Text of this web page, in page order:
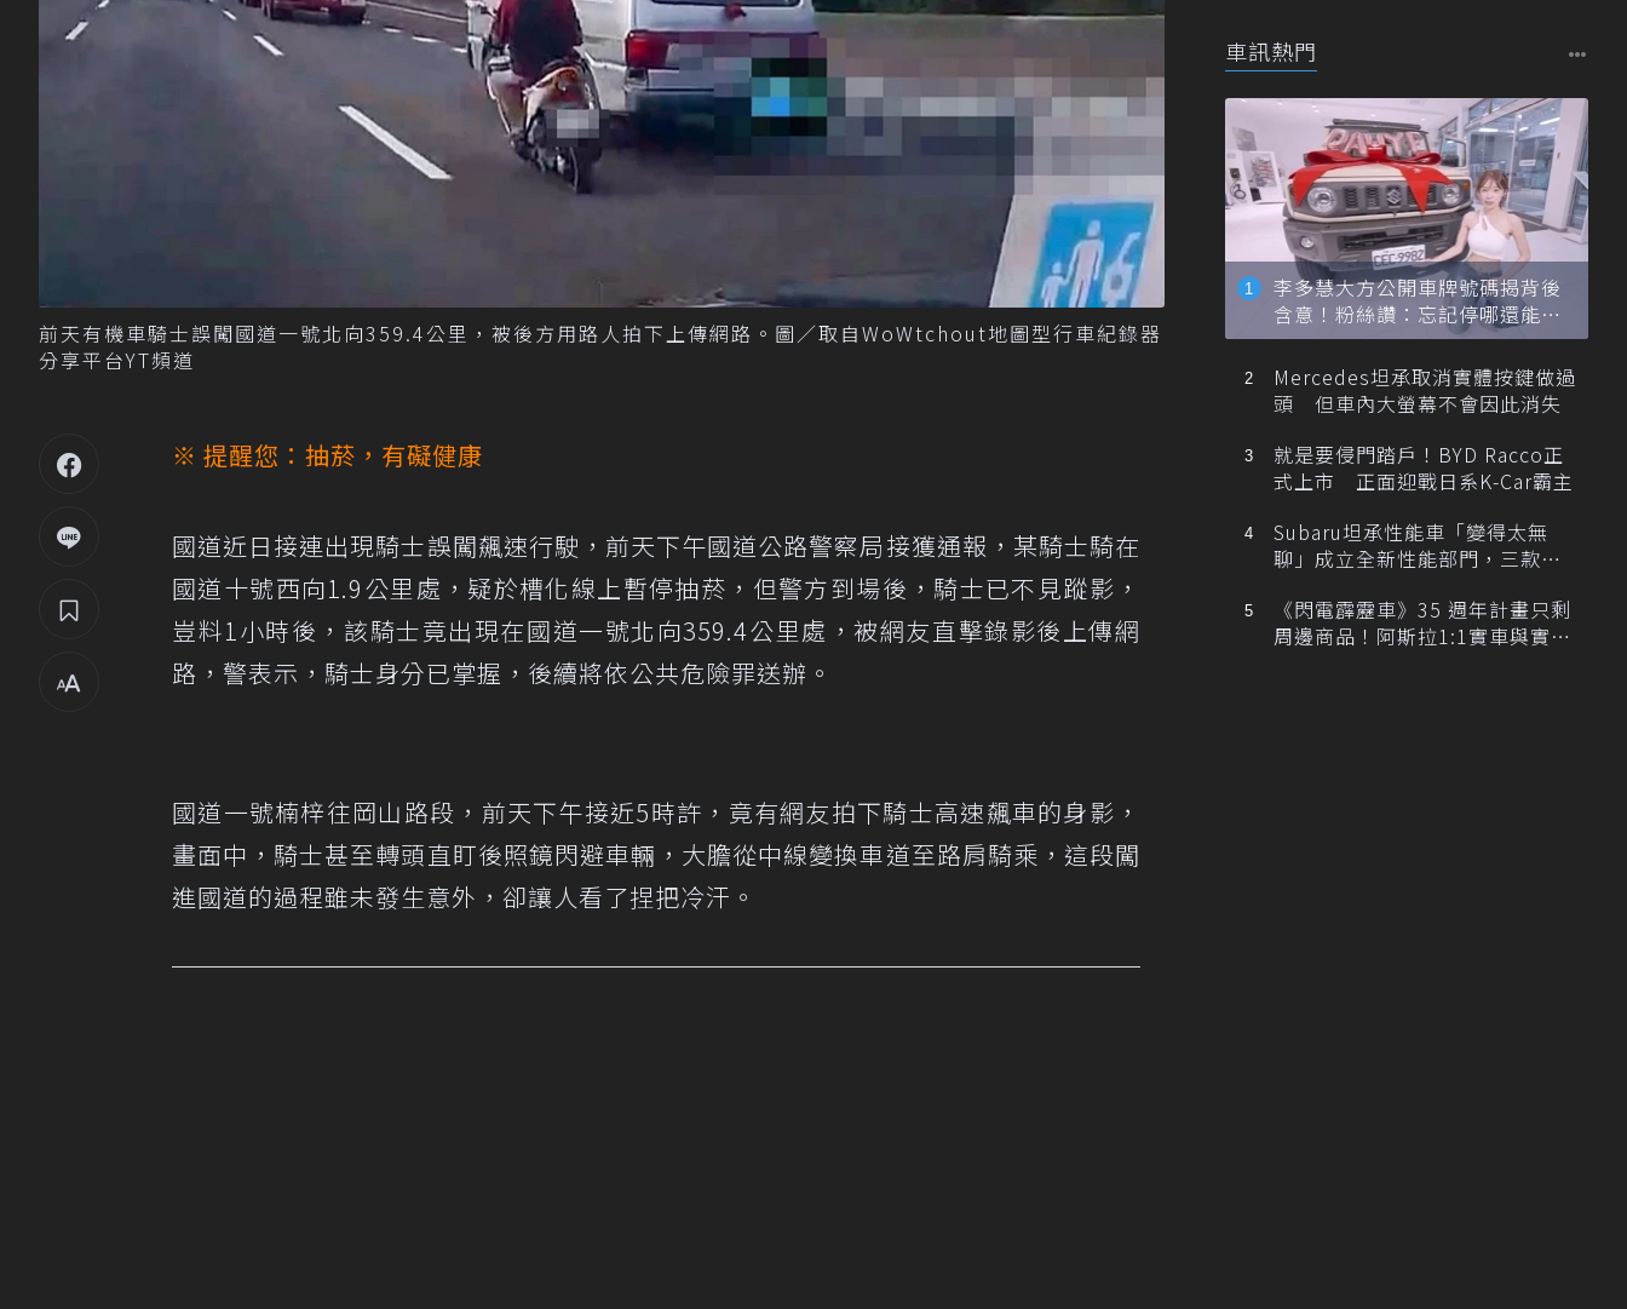
前天有機車騎士誤闖國道一號北向359.4公里，被後方用路人拍下上傳網路。圖／取自WoWtchout地圖型行車紀錄器
分享平台YT頻道
※ 提醒您：抽菸，有礙健康
國道近日接連出現騎士誤闖飆速行駛，前天下午國道公路警察局接獲通報，某騎士騎在
國道十號西向1.9公里處，疑於槽化線上暫停抽菸，但警方到場後，騎士已不見蹤影，
豈料1小時後，該騎士竟出現在國道一號北向359.4公里處，被網友直擊錄影後上傳網
路，警表示，騎士身分已掌握，後續將依公共危險罪送辦。
國道一號楠梓往岡山路段，前天下午接近5時許，竟有網友拍下騎士高速飆車的身影，
畫面中，騎士甚至轉頭直盯後照鏡閃避車輛，大膽從中線變換車道至路肩騎乘，這段闖
進國道的過程雖未發生意外，卻讓人看了捏把冷汗。
車訊熱門
李多慧大方公開車牌號碼揭背後
含意！粉絲讚：忘記停哪還能幫
忙找車
Mercedes坦承取消實體按鍵做過
頭 但車內大螢幕不會因此消失
就是要侵門踏戶！BYD Racco正
式上市 正面迎戰日系K-Car霸主
Subaru坦承性能車「變得太無
聊」成立全新性能部門，三款手
《閃電霹靂車》35 週年計畫只剩
周邊商品！阿斯拉1:1實車與實體